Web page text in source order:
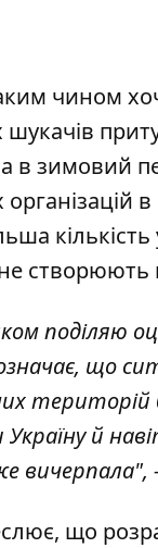
чином
шукачів
в зимовий
створюють
поділяю
що
територій
й
вичерпала",
що